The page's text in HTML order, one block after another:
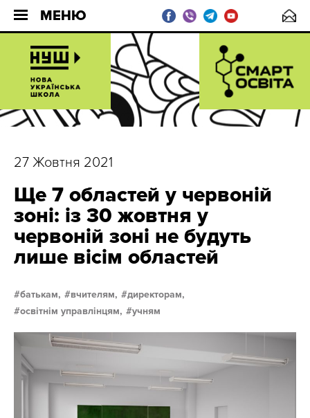
МЕНЮ
27 Жовтня 2021
Ще 7 областей у червоній
зоні: із 30 жовтня у
червоній зоні не будуть
лише вісім областей
батькам, вчителям,
директорам,
освітнім управлінцям,
учням